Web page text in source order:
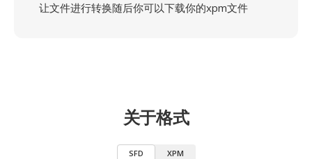
让文件进行转换随后你可以下载你的xpm文件
关于格式
SFD XPM